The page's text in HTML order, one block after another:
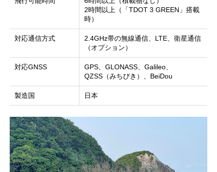
2時間以上（「TDOT 3 GREEN」搭載
時）
対応通信方式
2.4GHz帯の無線通信、LTE、衛星通信
（オプション）
対応GNSS
GPS、GLONASS、Galileo、
QZSS（みちびき）、BeiDou
製造国 日本